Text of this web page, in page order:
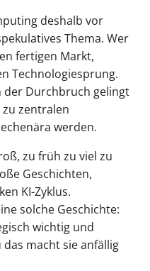
deshalb vor
Thema. Wer
fertigen Markt,
Technologiesprung.
der Durchbruch gelingt
zentralen
werden.
zu früh zu viel zu
Geschichten,
KI-Zyklus.
solche Geschichte:
wichtig und
macht sie anfällig